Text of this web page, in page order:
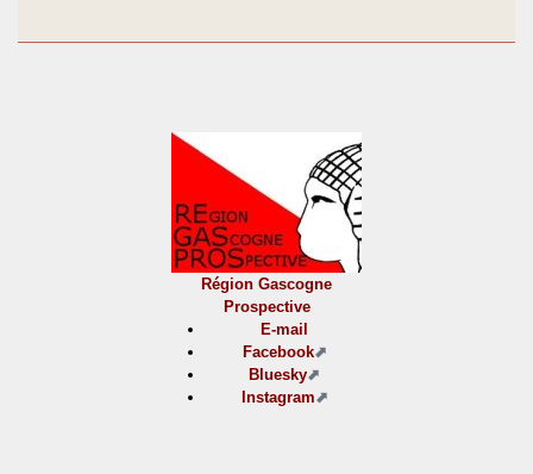
Région Gascogne
Prospective
E-mail
Facebook
Bluesky
Instagram